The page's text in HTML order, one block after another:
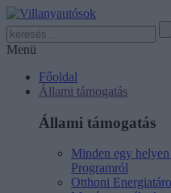
Menü
Főoldal
Állami támogatás
Állami támogatás
Minden egy
Programról
Otthoni